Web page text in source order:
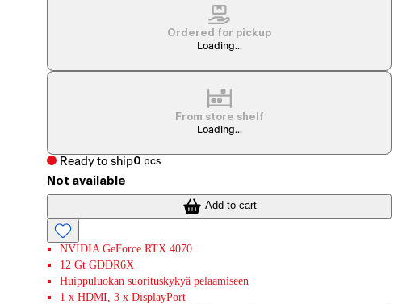
Ordered for pickup
Loading...
From store shelf
Loading...
Ready to ship0 pcs
Not available
Add to cart
NVIDIA GeForce RTX 4070
12 Gt GDDR6X
Huippuluokan suorituskykyä pelaamiseen
1 x HDMI, 3 x DisplayPort